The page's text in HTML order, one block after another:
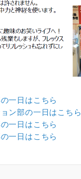
一日はこちら
ン部の一日はこちら
一日はこちら
一日はこちら